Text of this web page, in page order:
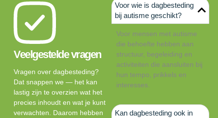
Veelgestelde vragen
Vragen over dagbesteding?
Dat snappen we — het kan
lastig zijn te overzien wat het
precies inhoudt en wat je kunt
verwachten. Daarom hebben
Voor wie is dagbesteding
bij autisme geschikt?
Voor mensen met autisme
die behoefte hebben aan
structuur, begeleiding en
activiteiten die aansluiten bij
hun tempo, prikkels en
interesses.
Kan dagbesteding ook in